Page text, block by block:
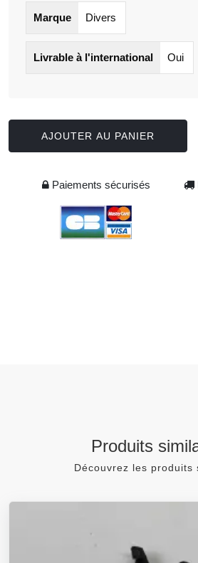
Marque Divers
Livrable à l'international Oui
AJOUTER AU PANIER
Paiements sécurisés
Produits
Découvrez les produits